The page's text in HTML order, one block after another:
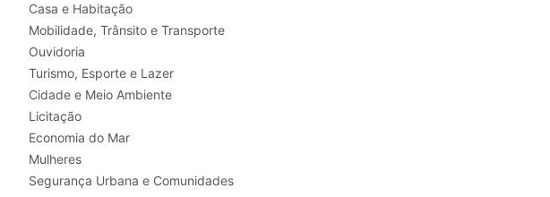
Casa e Habitação
Mobilidade, Trânsito e Transporte
Ouvidoria
Turismo, Esporte e Lazer
Cidade e Meio Ambiente
Licitação
Economia do Mar
Mulheres
Segurança Urbana e Comunidades